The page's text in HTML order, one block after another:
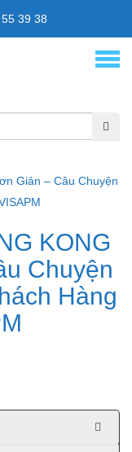
39 38
Giản – Câu Chuyện
KONG
Chuyện
Hàng